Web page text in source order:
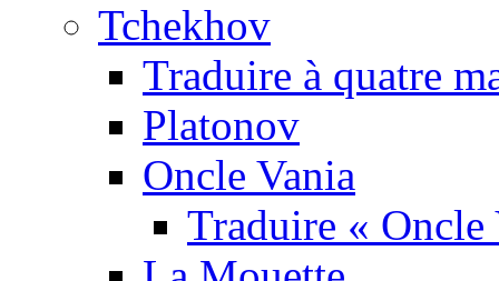
Tchekhov
Traduire à quatre
Platonov
Oncle Vania
Traduire « Oncle